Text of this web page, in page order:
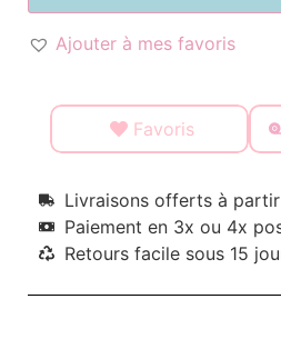
Ajouter à mes favoris
Favoris
Livraisons offerts à
Paiement en 3x ou 4x
Retours facile sous 15